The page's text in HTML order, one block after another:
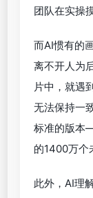
需要依赖创
2024款AI宣
要依赖团队
分片段画面
Animatediff
团队在实操
离不开人为